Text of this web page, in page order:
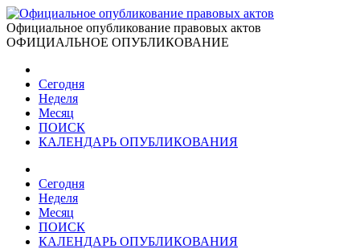
Официальное опубликование правовых актов
ОФИЦИАЛЬНОЕ ОПУБЛИКОВАНИЕ
Сегодня
Неделя
Месяц
ПОИСК
КАЛЕНДАРЬ ОПУБЛИКОВАНИЯ
Сегодня
Неделя
Месяц
ПОИСК
КАЛЕНДАРЬ ОПУБЛИКОВАНИЯ